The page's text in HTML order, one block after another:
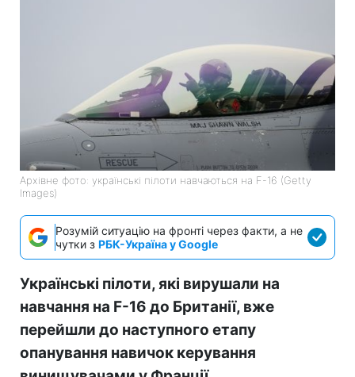
Архівне фото: українські пілоти навчаються на F-16 (Getty
Images)
Розумій ситуацію на фронті через факти, а не
чутки з РБК-Україна у Google
Українські пілоти, які вирушали на
навчання на F-16 до Британії, вже
перейшли до наступного етапу
опанування навичок керування